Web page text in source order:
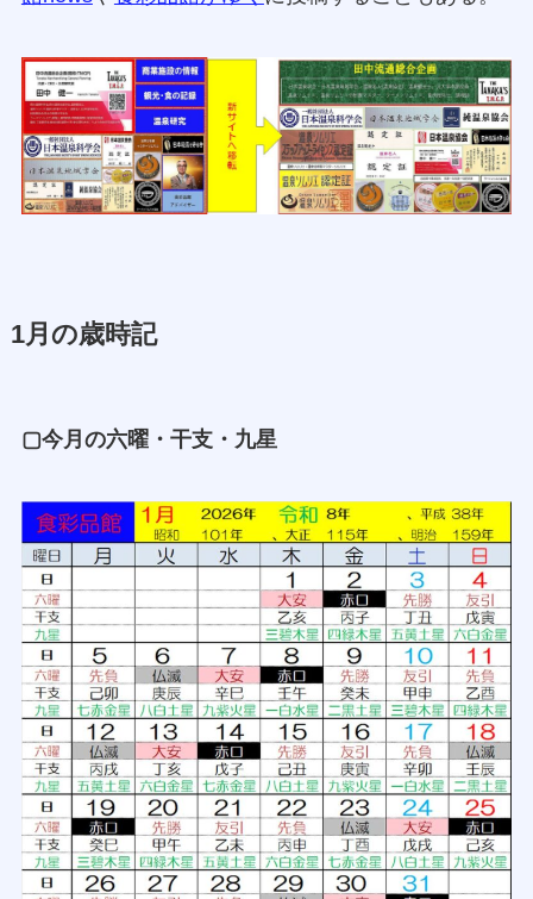
1月の歳時記
▢今月の六曜・干支・九星